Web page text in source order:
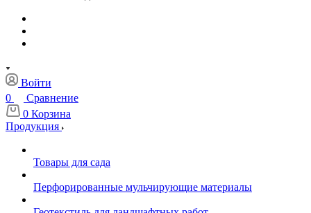
Войти
0
Сравнение
0 Корзина
Продукция
Товары для сада
Перфорированные мульчирующие материалы